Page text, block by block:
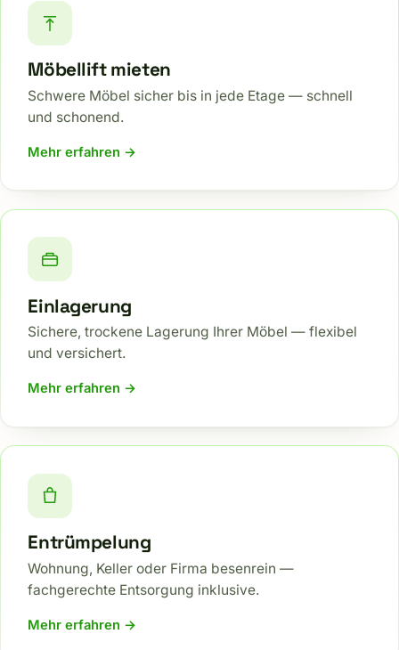
Möbellift mieten
Schwere Möbel sicher bis in jede Etage — schnell
und schonend.
Mehr erfahren →
Einlagerung
Sichere, trockene Lagerung Ihrer Möbel — flexibel
und versichert.
Mehr erfahren →
Entrümpelung
Wohnung, Keller oder Firma besenrein —
fachgerechte Entsorgung inklusive.
Mehr erfahren →